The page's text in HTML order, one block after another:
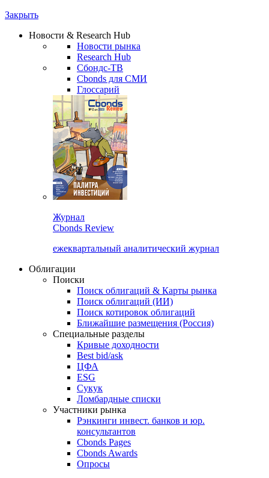
Закрыть
Новости & Research Hub
Новости рынка
Research Hub
Сбондс-ТВ
Cbonds для СМИ
Глоссарий
Журнал
Cbonds Review
ежеквартальный аналитический журнал
Облигации
Поиски
Поиск облигаций & Карты рынка
Поиск облигаций (ИИ)
Поиск котировок облигаций
Ближайшие размещения (Россия)
Специальные разделы
Кривые доходности
Best bid/ask
ЦФА
ESG
Сукук
Ломбардные списки
Участники рынка
Рэнкинги инвест. банков и юр.
консультантов
Cbonds Pages
Cbonds Awards
Опросы